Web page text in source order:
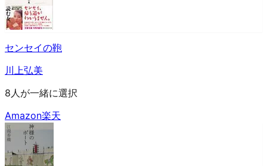
センセイの鞄
川上弘美
8人が一緒に選択
Amazon楽天